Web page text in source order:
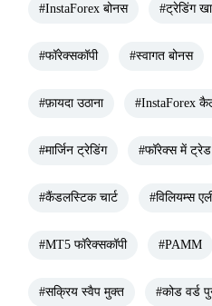
#InstaForex बोनस #ट्रेडिंग
#फॉरेक्सकॉपी #स्वागत बोनस
#फ़ायदा उठाना #InstaForex
#मार्जिन ट्रेडिंग #फॉरेक्स में ट्रेड
#कैंडलस्टिक चार्ट #विलियम्स
#MT5 फॉरेक्सकॉपी #PAMM
#सक्रिय स्वैप मुक्त #कोड वर्ड